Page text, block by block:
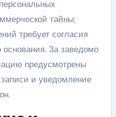
тайны;
требует согласия
основания. За заведомо
предусмотрены
и уведомление